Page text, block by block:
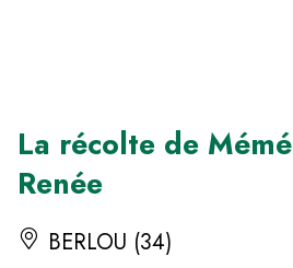
La récolte de Mémé
Renée
BERLOU (34)